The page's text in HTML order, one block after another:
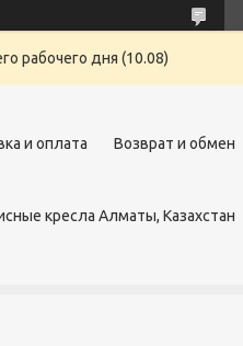
рабочего дня (10.08)
и оплата Возврат и обмен
кресла Алматы, Казахстан